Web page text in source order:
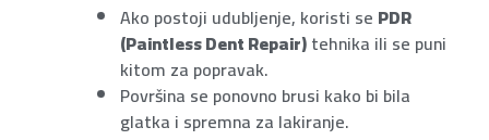
Ako postoji udubljenje, koristi se PDR
(Paintless Dent Repair)tehnika ili se puni
kitom za popravak.
Površina se ponovno brusi kako bi bila
glatka i spremna za lakiranje.